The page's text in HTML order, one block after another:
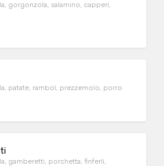
gorgonzola, salamino, capperi,
patate, rambol, prezzemolo, porro
gamberetti, porchetta, finferli,